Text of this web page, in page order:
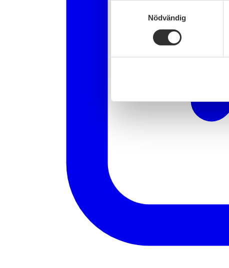
Nödvändig